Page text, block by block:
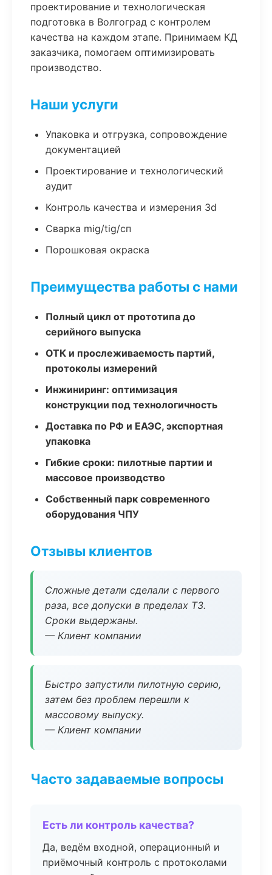
проектирование и технологическая
подготовка в Волгоград с контролем
качества на каждом этапе. Принимаем КД
заказчика, помогаем оптимизировать
производство.
Наши услуги
Упаковка и отгрузка, сопровождение
документацией
Проектирование и технологический
аудит
Контроль качества и измерения 3d
Сварка mig/tig/сп
Порошковая окраска
Преимущества работы с нами
Полный цикл от прототипа до
серийного выпуска
ОТК и прослеживаемость партий,
протоколы измерений
Инжиниринг: оптимизация
конструкции под технологичность
Доставка по РФ и ЕАЭС, экспортная
упаковка
Гибкие сроки: пилотные партии и
массовое производство
Собственный парк современного
оборудования ЧПУ
Отзывы клиентов
Сложные детали сделали с первого
раза, все допуски в пределах ТЗ.
Сроки выдержаны.
— Клиент компании
Быстро запустили пилотную серию,
затем без проблем перешли к
массовому выпуску.
— Клиент компании
Часто задаваемые вопросы
Есть ли контроль качества?
Да, ведём входной, операционный и
приёмочный контроль с протоколами